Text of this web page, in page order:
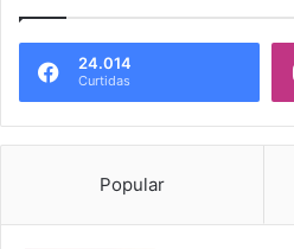
24.014
Curtidas
Popular